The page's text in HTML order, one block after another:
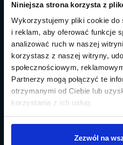
Niniejsza strona korzysta z
Wykorzystujemy pliki cookie do
i reklam, aby oferować funkcje
analizować ruch w naszej
korzystasz z naszej witryny,
społecznościowym,
Partnerzy mogą połączyć te
otrzymanymi od Ciebie lub
korzystania z ich usług.
Zezwól na